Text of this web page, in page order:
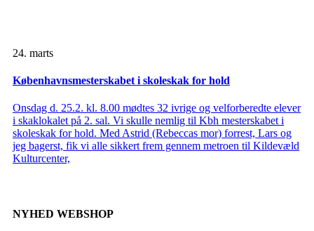
24. marts
Københavnsmesterskabet i skoleskak for hold
Onsdag d. 25.2. kl. 8.00 mødtes 32 ivrige og velforberedte elever
i skaklokalet på 2. sal. Vi skulle nemlig til Kbh mesterskabet i
skoleskak for hold. Med Astrid (Rebeccas mor) forrest, Lars og
jeg bagerst, fik vi alle sikkert frem gennem metroen til Kildevæld
Kulturcenter,
NYHED WEBSHOP